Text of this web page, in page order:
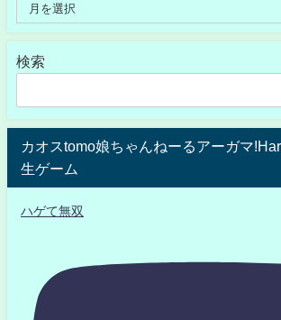
検索
カオスtomo娘ちゃんねーるアーガマ
生ゲーム
ハゲて無双